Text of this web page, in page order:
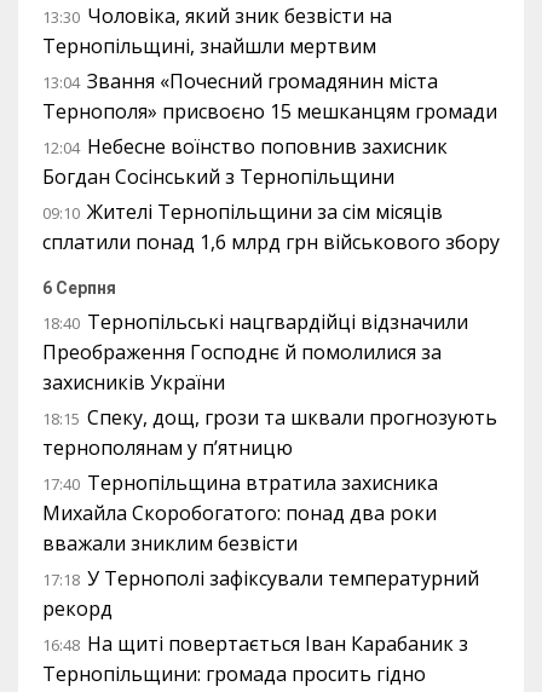
13:30 Чоловіка, який зник безвісти на
Тернопільщині, знайшли мертвим
13:04 Звання «Почесний громадянин міста
Тернополя» присвоєно 15 мешканцям громади
12:04 Небесне воїнство поповнив захисник
Богдан Сосінський з Тернопільщини
09:10 Жителі Тернопільщини за сім місяців
сплатили понад 1,6 млрд грн військового збору
6 Серпня
18:40 Тернопільські нацгвардійці відзначили
Преображення Господнє й помолилися за
захисників України
18:15 Спеку, дощ, грози та шквали прогнозують
тернополянам у п’ятницю
17:40 Тернопільщина втратила захисника
Михайла Скоробогатого: понад два роки
вважали зниклим безвісти
17:18 У Тернополі зафіксували температурний
рекорд
16:48 На щиті повертається Іван Карабаник з
Тернопільщини: громада просить гідно